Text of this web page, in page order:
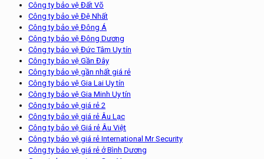
Công ty bảo vệ Đất Võ
Công ty bảo vệ Đệ Nhất
Công ty bảo vệ Đông Á
Công ty bảo vệ Đông Dương
Công ty bảo vệ Đức Tâm Uy tín
Công ty bảo vệ Gần Đây
Công ty bảo vệ gần nhất giá rẻ
Công ty bảo vệ Gia Lai Uy tín
Công ty bảo vệ Gia Minh Uy tín
Công ty bảo vệ giá rẻ 2
Công ty bảo vệ giá rẻ Âu Lạc
Công ty bảo vệ Giá rẻ Âu Việt
Công ty bảo vệ giá rẻ International Mr Security
Công ty bảo vệ giá rẻ ở Bình Dương